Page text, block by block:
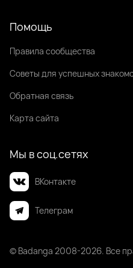
Помощь
Правила сообщества
Советы для успешных
Обратная связь
Карта сайта
Мы в соц.сетях
ВКонтакте
Телеграм
© Badanga 2008-2026 . Все